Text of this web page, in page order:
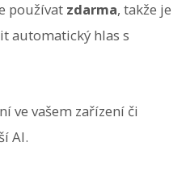
používat zdarma, takže je
automatický hlas s
ve vašem zařízení či
AI.